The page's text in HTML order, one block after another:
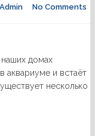
Admin No Comments
домах
аквариуме и встаёт
несколько